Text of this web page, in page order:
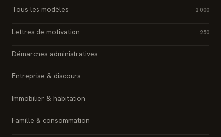
Tous les modèles 2 000
Lettres de motivation 250
Démarches administratives
Entreprise & discours
Immobilier & habitation
Famille & consommation